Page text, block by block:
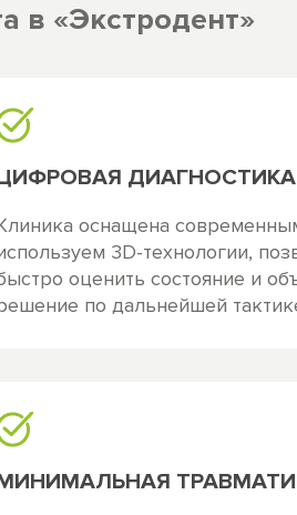
в «Экстродент»
ДИАГНОСТИКА
оснащена
3D-технологии,
оценить состояние и
по дальнейшей